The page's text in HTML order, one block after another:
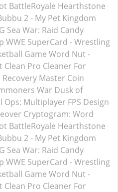
BattleRoyale Hearthstone
2 - My Pet Kingdom
Sea War: Raid Candy
WWE SuperCard - Wrestling
Game Word Nut -
Clean Pro Cleaner For
Recovery Master Coin
War Dusk of
Ops: Multiplayer FPS Design
Cryptogram: Word
BattleRoyale Hearthstone
2 - My Pet Kingdom
Sea War: Raid Candy
WWE SuperCard - Wrestling
Game Word Nut -
Clean Pro Cleaner For